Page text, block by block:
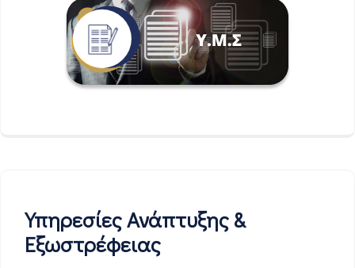
Υπηρεσίες Ανάπτυξης &
Εξωστρέφειας